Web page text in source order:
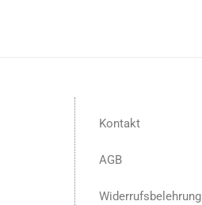
Kontakt
AGB
Widerrufsbelehrung